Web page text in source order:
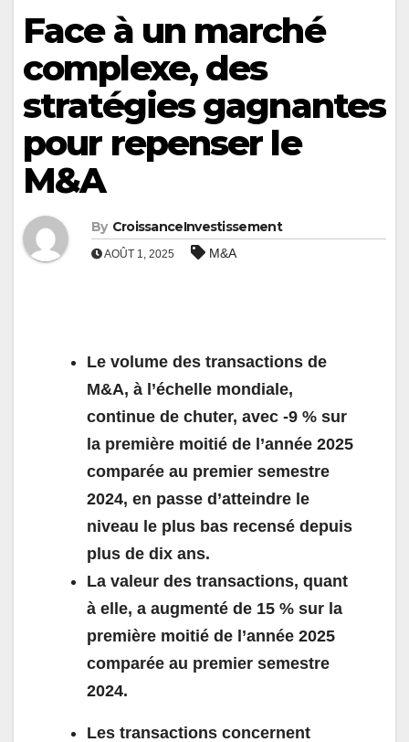
Face à un marché
complexe, des
stratégies gagnantes
pour repenser le
M&A
By CroissanceInvestissement
AOÛT 1, 2025 M&A
Le volume des transactions de
M&A, à l’échelle mondiale,
continue de chuter, avec -9 % sur
la première moitié de l’année 2025
comparée au premier semestre
2024, en passe d’atteindre le
niveau le plus bas recensé depuis
plus de dix ans.
La valeur des transactions, quant
à elle, a augmenté de 15 % sur la
première moitié de l’année 2025
comparée au premier semestre
2024.
Les transactions concernent